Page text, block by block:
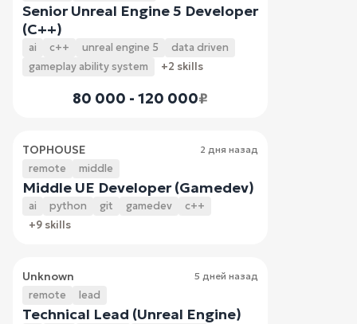
Senior Unreal Engine 5 Developer
(C++)
ai c++ unreal engine 5
data driven
gameplay ability system
+2 skills
80 000 - 120 000₽
TOPHOUSE 2 дня назад
remote middle
Middle UE Developer (Gamedev)
ai python git gamedev
c++
+9 skills
Unknown 5 дней назад
remote lead
Technical Lead (Unreal Engine)